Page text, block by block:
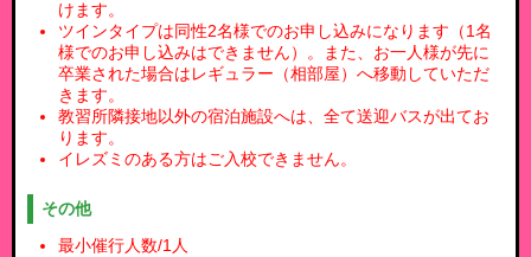
けます。
ツインタイプは同性2名様でのお申し込みになります（1名
様でのお申し込みはできません）。また、お一人様が先に
卒業された場合はレギュラー（相部屋）へ移動していただ
きます。
教習所隣接地以外の宿泊施設へは、全て送迎バスが出てお
ります。
イレズミのある方はご入校できません。
その他
最小催行人数/1人